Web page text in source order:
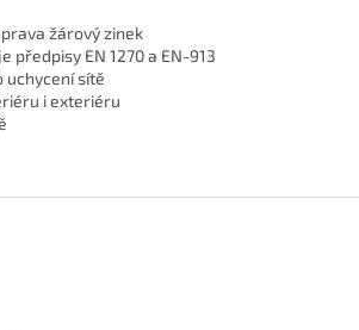
žárový zinek
předpisy EN 1270 a EN-913
uchycení sítě
i exteriéru